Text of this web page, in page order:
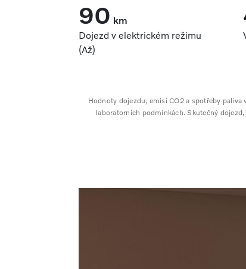
90 km
Dojezd v elektrickém režimu
(Až)
Hodnoty dojezdu, emisí CO2 a spotřeby
laboratorních podmínkách. Skutečný